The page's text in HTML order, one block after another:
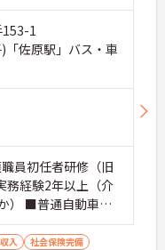
153-1
「佐原駅」バス・車
員初任者研修（旧
務経験2年以上（介
） ■普通自動車運
業務に就かれて
入
社会保険完備